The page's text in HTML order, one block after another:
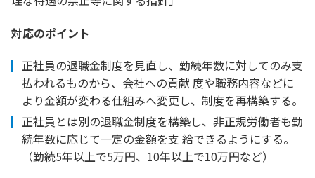
対応のポイント
正社員の退職金制度を見直し、勤続年数に対してのみ支
払われるものから、会社への貢献 度や職務内容などに
より金額が変わる仕組みへ変更し、制度を再構築する。
正社員とは別の退職金制度を構築し、非正規労働者も勤
続年数に応じて一定の金額を支 給できるようにする。
（勤続5年以上で5万円、10年以上で10万円など）